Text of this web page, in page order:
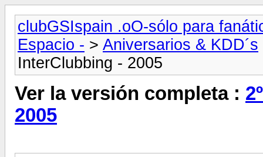
clubGSIspain .oO-sólo para
Espacio - > Aniversarios & KDD´s
InterClubbing - 2005
Ver la versión completa :
2005